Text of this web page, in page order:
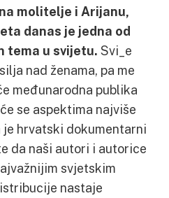
molitelje i Arijanu,
danas je jedna od
tema u svijetu. Svi_e
nad ženama, pa me
međunarodna publika
se aspektima najviše
hrvatski dokumentarni
da naši autori i autorice
svjetskim
nastaje